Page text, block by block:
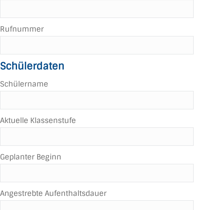
Rufnummer
Schülerdaten
Schülername
Aktuelle Klassenstufe
Geplanter Beginn
Angestrebte Aufenthaltsdauer